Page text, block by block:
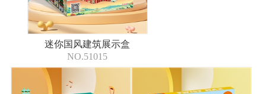
迷你国风建筑展示盒
NO.51015